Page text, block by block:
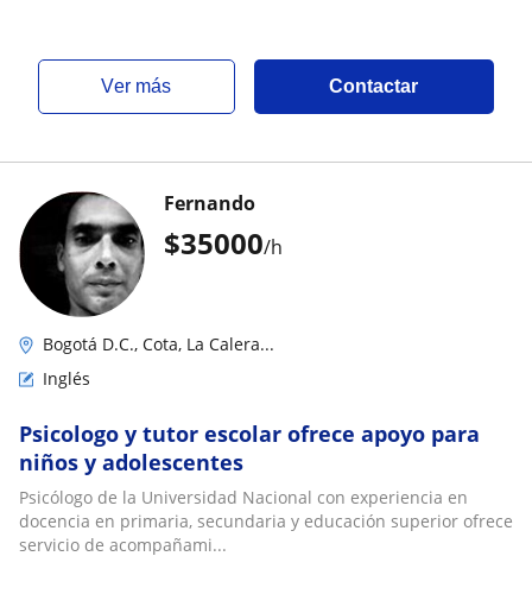
ver más Contactar
$35000/h
Fernando
Bogotá D.C., Cota, La Calera...
Inglés
Psicologo y tutor escolar ofrece apoyo para
niños y adolescentes
Psicólogo de la Universidad Nacional con experiencia en
docencia en primaria, secundaria y educación superior ofrece
servicio de acompañami...